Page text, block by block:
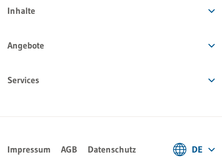
Inhalte
Angebote
Services
Impressum AGB Datenschutz DE